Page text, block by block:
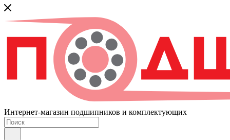
Интернет-магазин подшипников и комплектующих